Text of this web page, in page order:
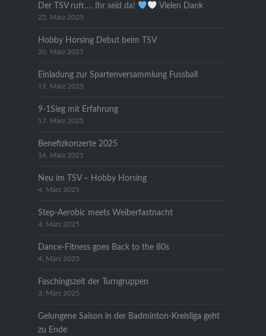
Der TSV ruft…. Ihr seid da! Vielen Dank
22. März 2025
Hobby Horsing Debut beim TSV
20. März 2025
Einladung zur Spartenversammlung Fussball
19. März 2025
9-1Sieg mit Erfahrung
17. März 2025
Benefizkonzerte 2025
16. März 2025
Neu im TSV – Hobby Horsing
4. März 2025
Step-Aerobic meets Weiberfastnacht
4. März 2025
Dance-Fitness goes Back to the 80s
4. März 2025
Faschingszeit der Turngruppen
3. März 2025
Gelungene Saison in der Badminton-Kreisliga geht
zu Ende